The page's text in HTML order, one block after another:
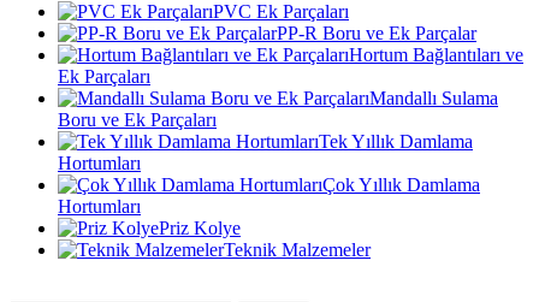
PVC Ek Parçaları
PP-R Boru ve Ek Parçalar
Hortum Bağlantıları ve
Ek Parçaları
Mandallı Sulama
Boru ve Ek Parçaları
Tek Yıllık Damlama
Hortumları
Çok Yıllık Damlama
Hortumları
Priz Kolye
Teknik Malzemeler